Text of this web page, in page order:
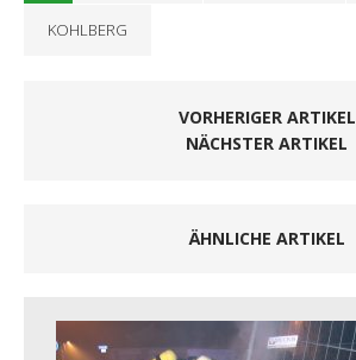
KOHLBERG
VORHERIGER ARTIKEL
NÄCHSTER ARTIKEL
ÄHNLICHE ARTIKEL